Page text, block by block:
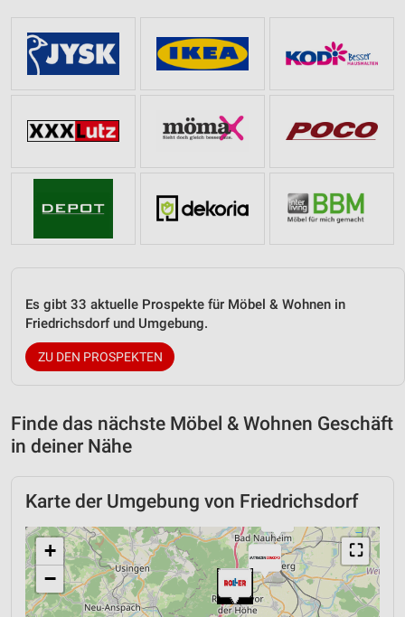
Es gibt 33 aktuelle Prospekte für Möbel & Wohnen in
Friedrichsdorf und Umgebung.
ZU DEN PROSPEKTEN
Finde das nächste Möbel & Wohnen Geschäft
in deiner Nähe
Karte der Umgebung von Friedrichsdorf
⛶
+
−